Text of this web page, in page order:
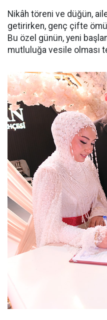
Nikâh töreni ve düğün,
getirirken, genç çifte
Bu özel günün, yeni
mutluluğa vesile olması